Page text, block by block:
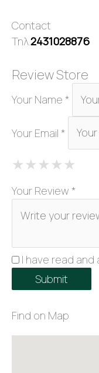
Contact
Τηλ.2431028876
Review Store
Your Name *
Your Email *
★1 Star
★★2
★★★3
★★★★4
★★★★★
Your Review *
I have read
Find on Map